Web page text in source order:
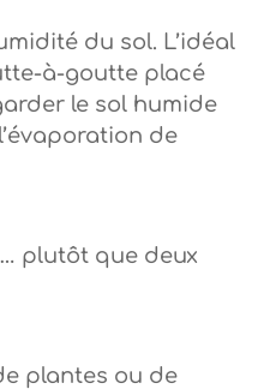
du sol. L’idéal
à-goutte placé
le sol humide
de
plutôt que deux
plantes ou de